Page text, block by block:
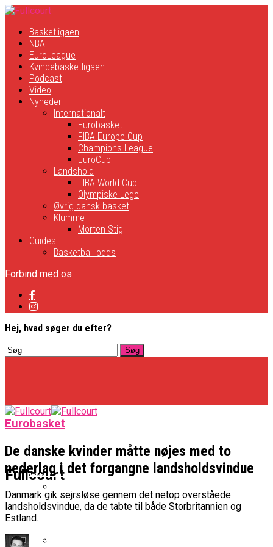
Basketligaen
NBA
EuroLeague
Kvindebasketligaen
Podcast
Video
Nyheder
Internationalt
Eurobasket
FIBA Europe Cup
Champions League
EuroCup
Landshold
FIBA World Cup
Olympiske Lege
Øvrig dansk basket
Klumme
Morten Stig
Guides
Basketball odds
Forbind med os
Hej, hvad søger du efter?
Fullcourt
Basketligaen
Officielt: Vejen Gafler Dansker Hos Rabbits
NBA
Eurobasket
De danske kvinder måtte nøjes med to
nederlag i det forgangne landsholdsvindue
Danmark gik sejrsløse gennem det netop overståede
landsholdsvindue, da de tabte til både Storbritannien og
Estland.